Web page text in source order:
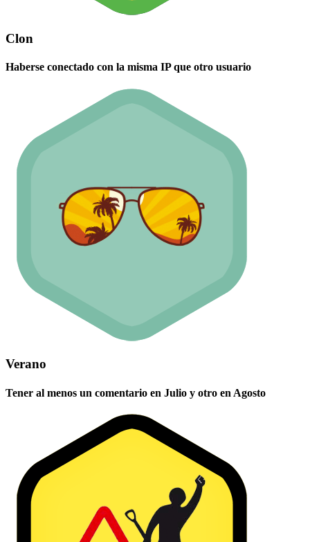
Clon
Haberse conectado con la misma IP que otro usuario
Verano
Tener al menos un comentario en Julio y otro en Agosto